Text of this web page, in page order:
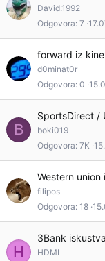
David.1992
Odgovora 7
forward iz kine
d0minat0r
Odgovora 0
B
SportsDirect /
boki019
Odgovora 7K
Western
filipos
Odgovora 18
H
3Bank iskustva
HDMI